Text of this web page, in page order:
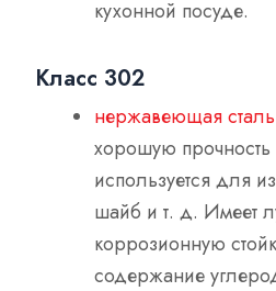
кухонной посуде.
Класс 302
нержавеющая
хорошую прочность
используется для
шайб и т. д. Имеет
коррозионную
содержание